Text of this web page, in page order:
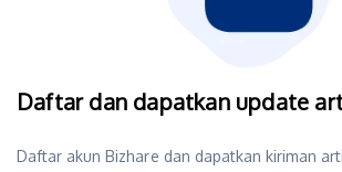
Daftar dan dapatkan update
Daftar akun Bizhare dan dapatkan kiriman